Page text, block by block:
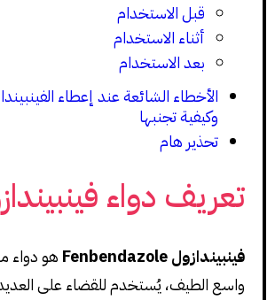
قبل الاستخدام
أثناء الاستخدام
بعد الاستخدام
الأخطاء الشائعة عند إعطاء
وكيفية تجنبها
تحذير هام
تعريف دواء
فينبيندازول Fenbendazole
هو دواء
واسع الطيف، يُستخدم للقضاء على